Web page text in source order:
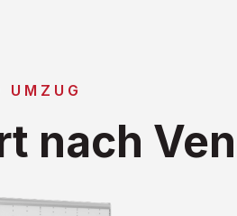
UMZUG
nach